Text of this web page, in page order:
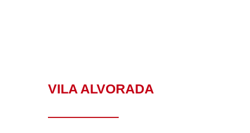
VILA ALVORADA